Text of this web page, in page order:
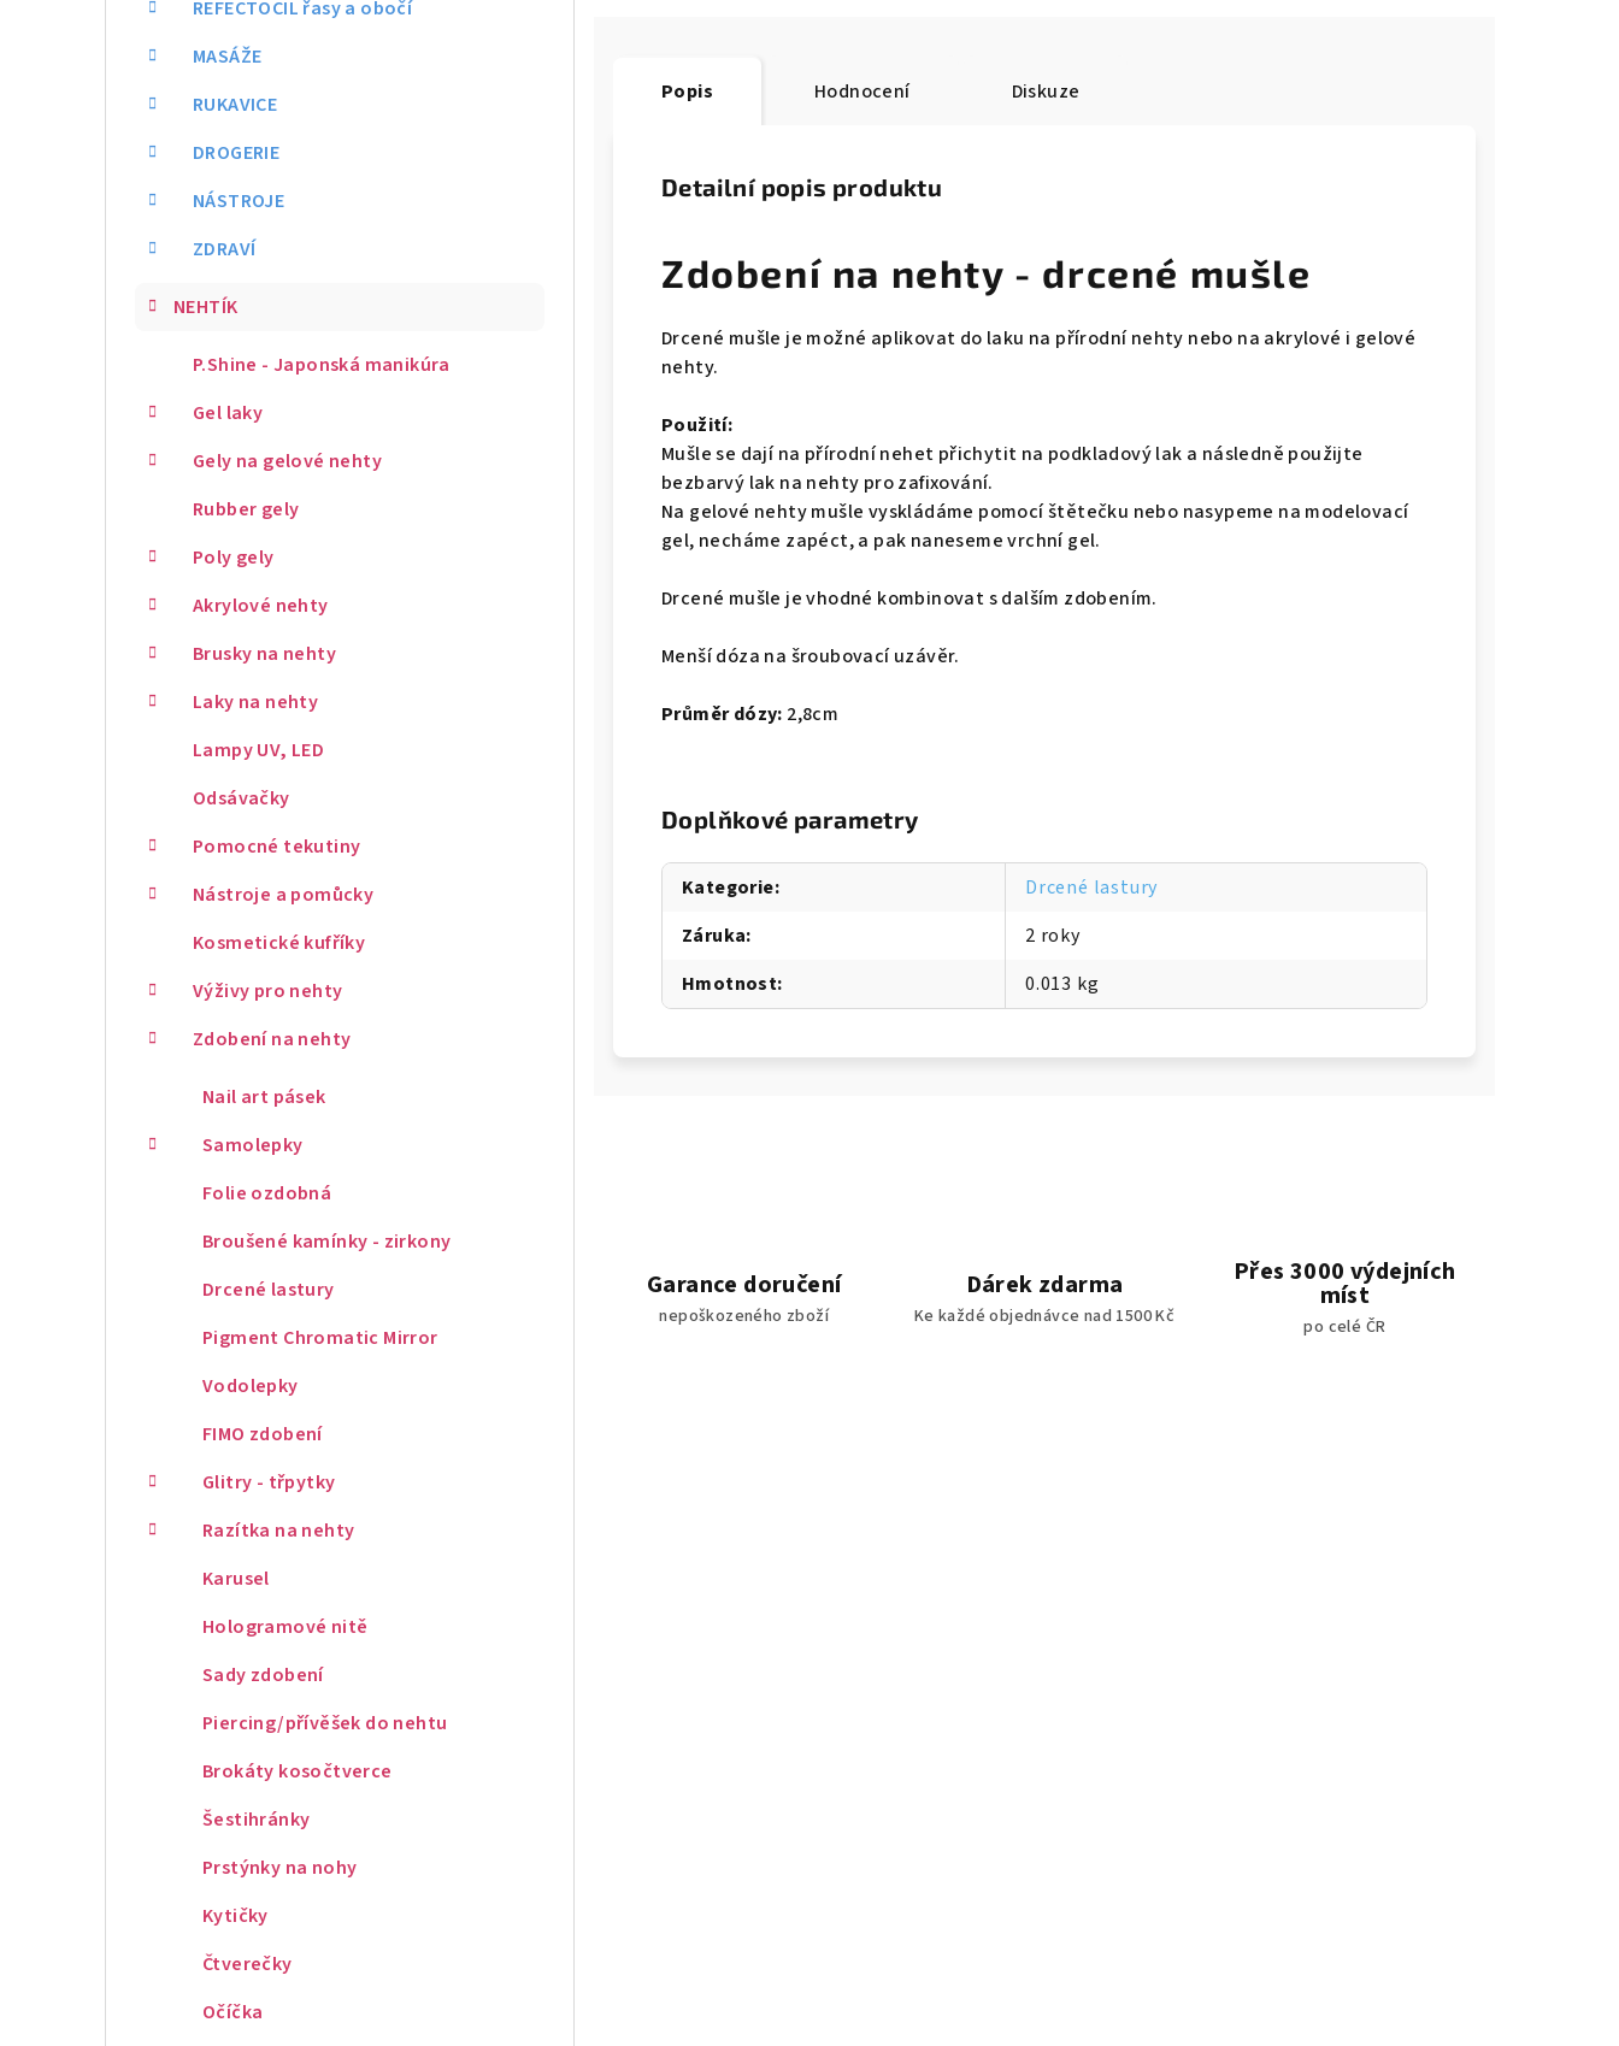
REFECTOCIL řasy a obočí
MASÁŽE
RUKAVICE
DROGERIE
NÁSTROJE
ZDRAVÍ
NEHTÍK
P.Shine - Japonská manikúra
Gel laky
Gely na gelové nehty
Rubber gely
Poly gely
Akrylové nehty
Brusky na nehty
Laky na nehty
Lampy UV, LED
Odsávačky
Pomocné tekutiny
Nástroje a pomůcky
Kosmetické kufříky
Výživy pro nehty
Zdobení na nehty
Nail art pásek
Samolepky
Folie ozdobná
Broušené kamínky - zirkony
Drcené lastury
Pigment Chromatic Mirror
Vodolepky
FIMO zdobení
Glitry - třpytky
Razítka na nehty
Karusel
Hologramové nitě
Sady zdobení
Piercing/přívěšek do nehtu
Brokáty kosočtverce
Šestihránky
Prstýnky na nohy
Kytičky
Čtverečky
Očíčka
Popis Hodnocení Diskuze
Detailní popis produktu
Zdobení na nehty - drcené mušle
Drcené mušle je možné aplikovat do laku na přírodní nehty nebo na akrylové i gelové
nehty.
Použití:
Mušle se dají na přírodní nehet přichytit na podkladový lak a následně použijte
bezbarvý lak na nehty pro zafixování.
Na gelové nehty mušle vyskládáme pomocí štětečku nebo nasypeme na modelovací
gel, necháme zapéct, a pak naneseme vrchní gel.
Drcené mušle je vhodné kombinovat s dalším zdobením.
Menší dóza na šroubovací uzávěr.
Průměr dózy: 2,8cm
Doplňkové parametry
Kategorie:
Drcené lastury
Záruka:
2 roky
Hmotnost: 0.013 kg
Garance doručení
nepoškozeného zboží
Dárek zdarma
Ke každé objednávce nad 1500 Kč
Přes 3000 výdejních
míst
po celé ČR